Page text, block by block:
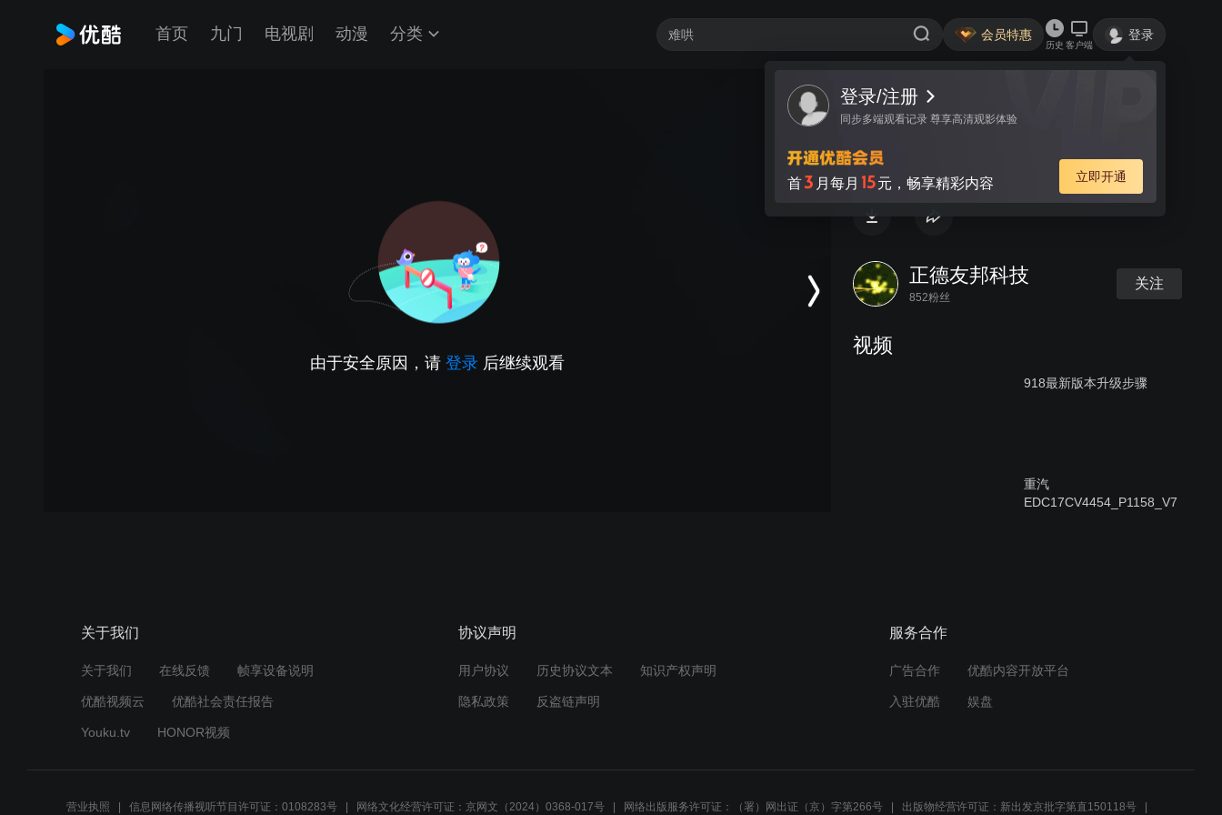
首页 九门 电视剧 动漫 分类 会员特惠
历史 客户端
登录
登录/注册
同步多端观看记录 尊享高清观影体验
首3 月每月 15元，畅享精彩内容 立即开通
由于安全原因，请 登录 后继续观看
视频 讨论
2018年经销商年会视频
正德友邦科技
852粉丝
关注
视频
918最新版本升级步骤
重汽
EDC17CV4454_P1158_V7
写
关于我们
关于我们 在线反馈 帧享设备说明
优酷视频云 优酷社会责任报告
Youku.tv HONOR视频
协议声明
用户协议 历史协议文本 知识产权声明
隐私政策 反盗链声明
服务合作
广告合作 优酷内容开放平台
入驻优酷 娱盘
营业执照 信息网络传播视听节目许可证：0108283号 网络文化经营许可证：京网文（2024）0368-017号 网络出版服务许可证：（署）网出证（京）字第266号 出版物经营许可证：新出发京批字第直150118号